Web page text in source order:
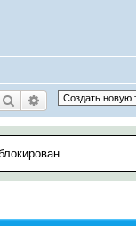
Поиск Расширенный